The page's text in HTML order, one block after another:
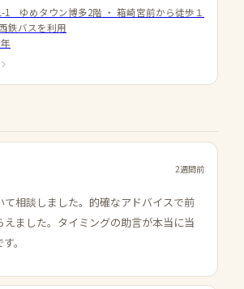
1 ゆめタウン博多2階 ・ 箱崎宮前から徒歩１
鉄バスを利用
2週間前
て相談しました。的確なアドバイスで前
えました。タイミングの助言が本当に当
。